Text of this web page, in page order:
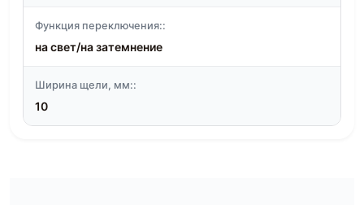
Функция переключения::
на свет/на затемнение
Ширина щели, мм::
10